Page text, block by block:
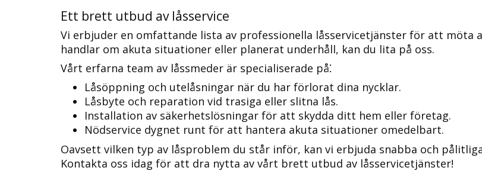
Ett brett utbud av låsservice
Vi erbjuder en omfattande lista av professionella låsservicetjänster för att möta
handlar om akuta situationer eller planerat underhåll, kan du lita på oss.​
Vårt erfarna team av låssmeder är specialiserade på⁚
Låsöppning och utelåsningar när du har förlorat dina nycklar.​
Låsbyte och reparation vid trasiga eller slitna lås.
Installation av säkerhetslösningar för att skydda ditt hem eller företag.
Nödservice dygnet runt för att hantera akuta situationer omedelbart.
Oavsett vilken typ av låsproblem du står inför, kan vi erbjuda snabba och
Kontakta oss idag för att dra nytta av vårt brett utbud av låsservicetjänster!​